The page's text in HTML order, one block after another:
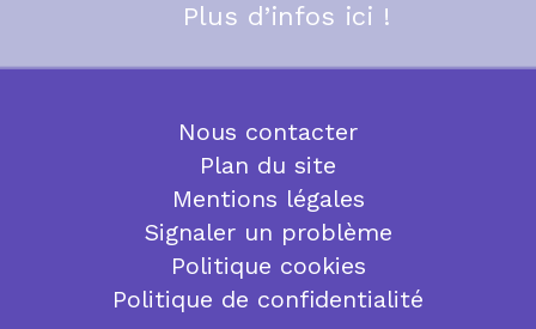
Plus d’infos ici !
Nous contacter
Plan du site
Mentions légales
Signaler un problème
Politique cookies
Politique de confidentialité